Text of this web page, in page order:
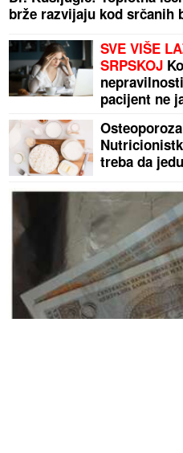
brže razvijaju kod srčanih
SVE VIŠE
SRPSKOJ
pacijent ne
treba da